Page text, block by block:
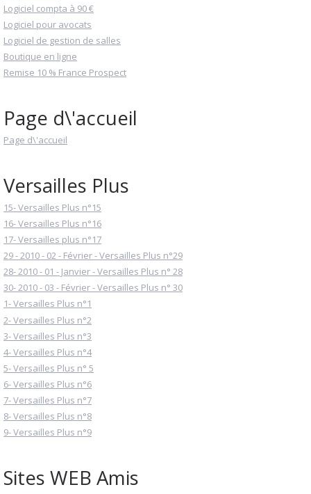
Logiciel compta à 90 €
Logiciel pour avocats
Logiciel de gestion de salles
Boutique en ligne
Remise 10 % France Prospect
Page d\'accueil
Page d\'accueil
Versailles Plus
15- Versailles Plus n°15
16- Versailles Plus n°16
17- Versailles plus n°17
29 - 2010 - 02 - Février - Versailles Plus n°29
28- 2010 - 01 - Janvier - Versailles Plus n° 28
30- 2010 - 03 - Février - Versailles Plus n° 30
1- Versailles Plus n°1
2- Versailles Plus n°2
3- Versailles Plus n°3
4- Versailles Plus n°4
5- Versailles Plus n° 5
6- Versailles Plus n°6
7- Versailles Plus n°7
8- Versailles Plus n°8
9- Versailles Plus n°9
Sites WEB Amis